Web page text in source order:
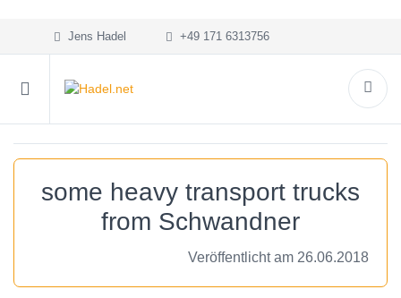
Jens Hadel +49 171 6313756
some heavy transport trucks
from Schwandner
Veröffentlicht am 26.06.2018